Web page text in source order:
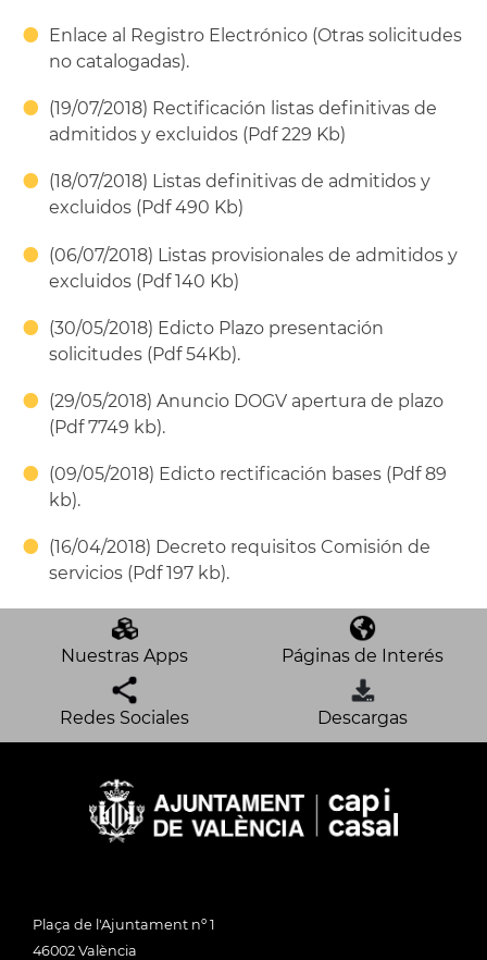
Enlace al Registro Electrónico (Otras solicitudes
no catalogadas).
(19/07/2018) Rectificación listas definitivas de
admitidos y excluidos (Pdf 229 Kb)
(18/07/2018) Listas definitivas de admitidos y
excluidos (Pdf 490 Kb)
(06/07/2018) Listas provisionales de admitidos y
excluidos (Pdf 140 Kb)
(30/05/2018) Edicto Plazo presentación
solicitudes (Pdf 54Kb).
(29/05/2018) Anuncio DOGV apertura de plazo
(Pdf 7749 kb).
(09/05/2018) Edicto rectificación bases (Pdf 89
kb).
(16/04/2018) Decreto requisitos Comisión de
servicios (Pdf 197 kb).
Nuestras Apps Páginas de Interés
Redes Sociales Descargas
Plaça de l'Ajuntament nº 1
46002 València